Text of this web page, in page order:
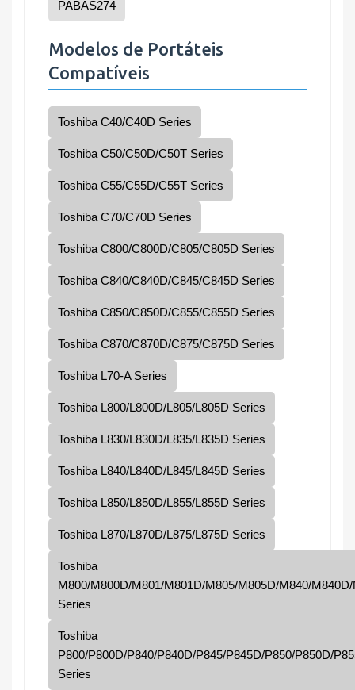
PABAS274
Modelos de Portáteis
Compatíveis
Toshiba C40/C40D Series
Toshiba C50/C50D/C50T Series
Toshiba C55/C55D/C55T Series
Toshiba C70/C70D Series
Toshiba C800/C800D/C805/C805D Series
Toshiba C840/C840D/C845/C845D Series
Toshiba C850/C850D/C855/C855D Series
Toshiba C870/C870D/C875/C875D Series
Toshiba L70-A Series
Toshiba L800/L800D/L805/L805D Series
Toshiba L830/L830D/L835/L835D Series
Toshiba L840/L840D/L845/L845D Series
Toshiba L850/L850D/L855/L855D Series
Toshiba L870/L870D/L875/L875D Series
Toshiba
M800/M800D/M801/M801D/M805/M805D/M840/
Series
Toshiba
P800/P800D/P840/P840D/P845/P845D/P850/P850D/
Series